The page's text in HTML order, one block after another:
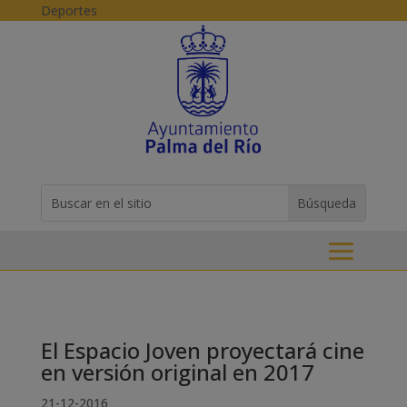
Skip to content
Deportes
for...
El Espacio Joven proyectará cine
en versión original en 2017
21-12-2016